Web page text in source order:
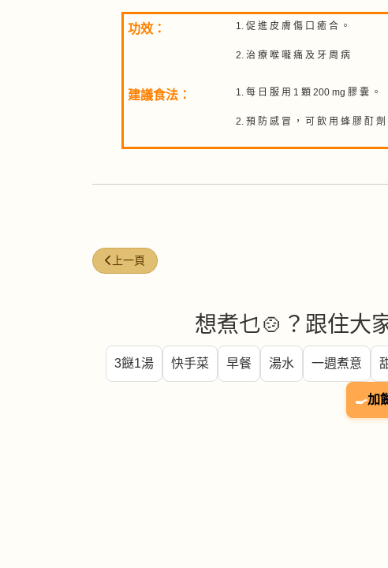
功效： 促 進 皮 膚 傷 口 癒 合 。
治 療 喉 嚨 痛 及 牙 周 病
建議食法： 每 日 服 用 1 顆 200 mg 膠 囊 。
預 防 感 冒 ， 可 飲 用 蜂 膠 酊 劑
上一篇文章: 蜜糖(BlackstrapMolasses)
上一頁
想煮乜🍲？跟住大
3餸1湯 快手菜 早餐 湯水 一週煮意
🍳加